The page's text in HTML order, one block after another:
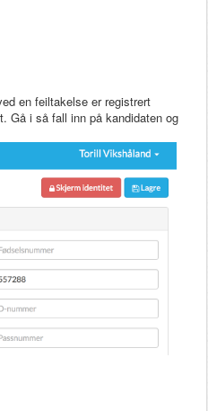
en feiltakelse er registrert
Gå i så fall inn på kandidaten og